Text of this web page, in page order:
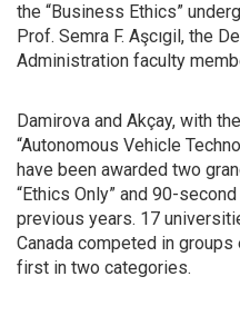
the “Business Ethics”
Prof. Semra F. Aşcıgil, the
Administration faculty
Damirova and Akçay, with
“Autonomous Vehicle
have been awarded two
“Ethics Only” and 90-
previous years. 17
Canada competed in
first in two categories.